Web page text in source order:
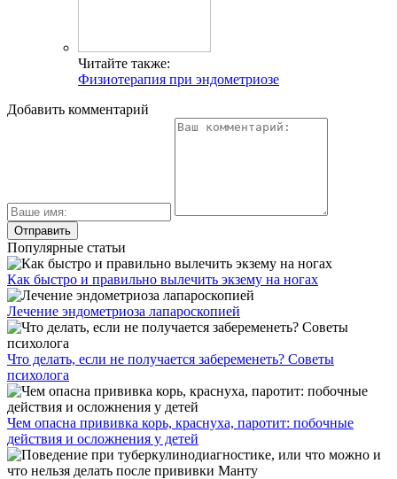
Читайте также:
Физиотерапия при эндометриозе
Добавить комментарий
Популярные статьи
Как быстро и правильно вылечить экзему на ногах
Лечение эндометриоза лапароскопией
Что делать, если не получается забеременеть? Советы
психолога
Чем опасна прививка корь, краснуха, паротит: побочные
действия и осложнения у детей